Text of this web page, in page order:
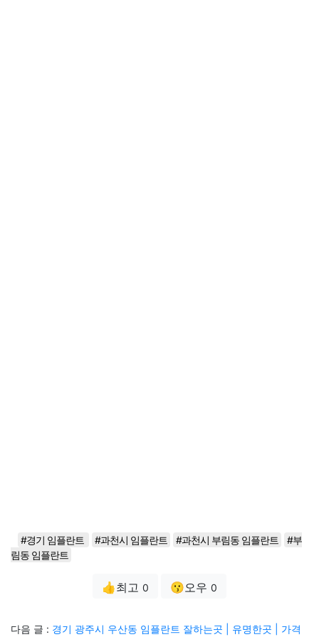
#경기 임플란트 #과천시 임플란트 #과천시 부림동 임플란트
#부
림동 임플란트
👍최고 0 😗오우 0
다음 글 : 경기 광주시 우산동 임플란트 잘하는곳 | 유명한곳 | 가격